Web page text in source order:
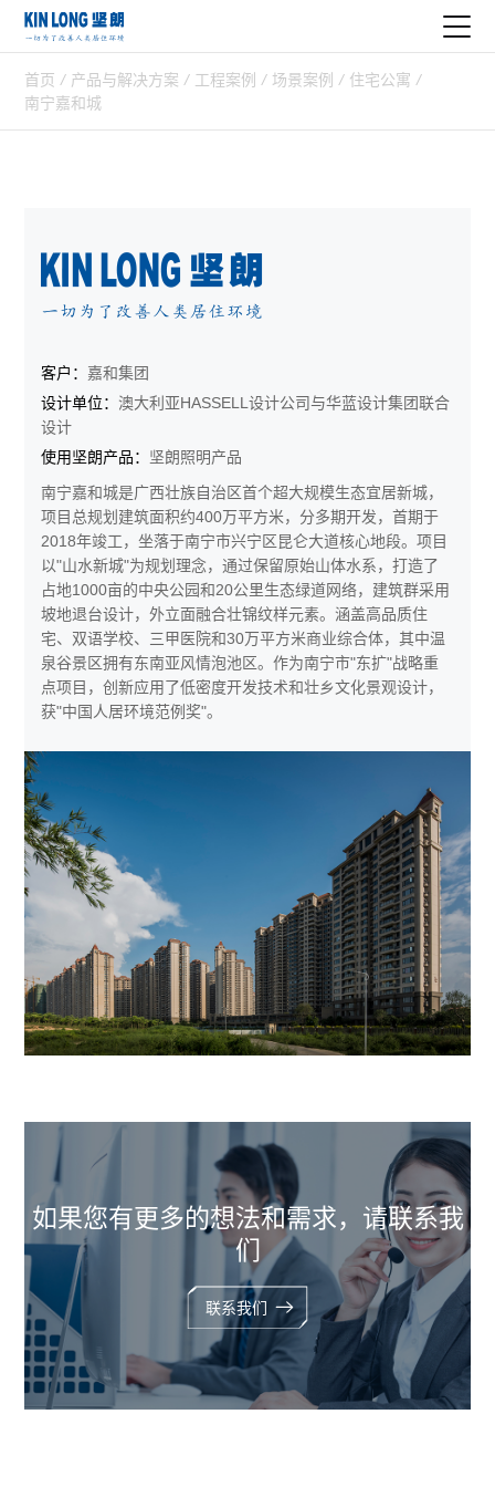
首页 / 产品与解决方案 / 工程案例 / 场景案例 / 住宅公寓 /
南宁嘉和城
客户： 嘉和集团
设计单位： 澳大利亚HASSELL设计公司与华蓝设计集团联合
设计
使用坚朗产品： 坚朗照明产品
南宁嘉和城是广西壮族自治区首个超大规模生态宜居新城，
项目总规划建筑面积约400万平方米，分多期开发，首期于
2018年竣工，坐落于南宁市兴宁区昆仑大道核心地段。项目
以"山水新城"为规划理念，通过保留原始山体水系，打造了
占地1000亩的中央公园和20公里生态绿道网络，建筑群采用
坡地退台设计，外立面融合壮锦纹样元素。涵盖高品质住
宅、双语学校、三甲医院和30万平方米商业综合体，其中温
泉谷景区拥有东南亚风情泡池区。作为南宁市"东扩"战略重
点项目，创新应用了低密度开发技术和壮乡文化景观设计，
获"中国人居环境范例奖"。
如果您有更多的想法和需求，请联系我
们
联系我们